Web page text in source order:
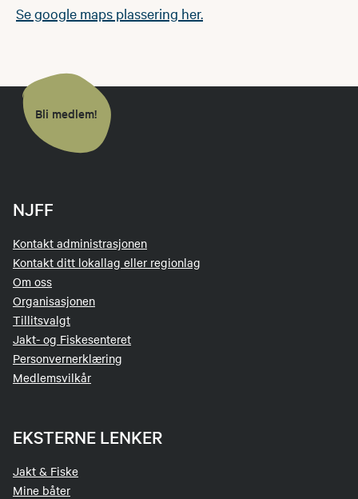
Se google maps plassering her.
Bli medlem!
NJFF
Kontakt administrasjonen
Kontakt ditt lokallag eller regionlag
Om oss
Organisasjonen
Tillitsvalgt
Jakt- og Fiskesenteret
Personvernerklæring
Medlemsvilkår
EKSTERNE LENKER
Jakt & Fiske
Mine båter